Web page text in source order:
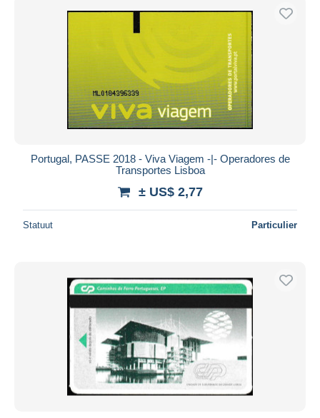
Portugal, PASSE 2018 - Viva Viagem -|- Operadores de
Transportes Lisboa
± US$ 2,77
Statuut Particulier